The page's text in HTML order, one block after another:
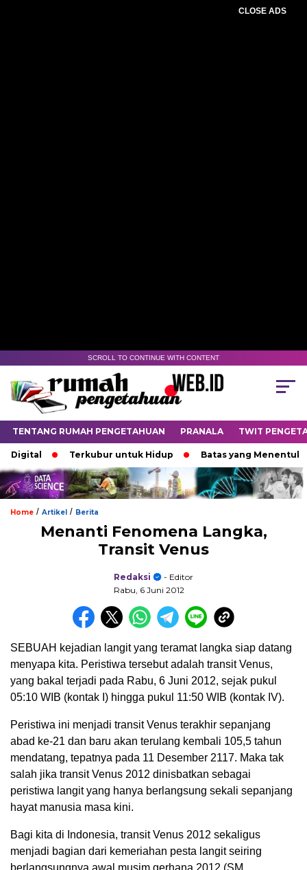
CLOSE ADS
SCROLL TO CONTINUE WITH CONTENT
TENTANG RUMAH PENGETAHUAN PRANALA TWIT
Terkubur untuk Hidup Batas yang Menentukan
Home / Artikel / Berita
Menanti Fenomena Langka,
Transit Venus
Redaksi
- Editor
Rabu, 6 Juni 2012
SEBUAH kejadian langit yang teramat langka siap datang
menyapa kita. Peristiwa tersebut adalah transit Venus,
yang bakal terjadi pada Rabu, 6 Juni 2012, sejak pukul
05:10 WIB (kontak I) hingga pukul 11:50 WIB (kontak IV).
Peristiwa ini menjadi transit Venus terakhir sepanjang
abad ke-21 dan baru akan terulang kembali 105,5 tahun
mendatang, tepatnya pada 11 Desember 2117. Maka tak
salah jika transit Venus 2012 dinisbatkan sebagai
peristiwa langit yang hanya berlangsung sekali sepanjang
hayat manusia masa kini.
Bagi kita di Indonesia, transit Venus 2012 sekaligus
menjadi bagian dari kemeriahan pesta langit seiring